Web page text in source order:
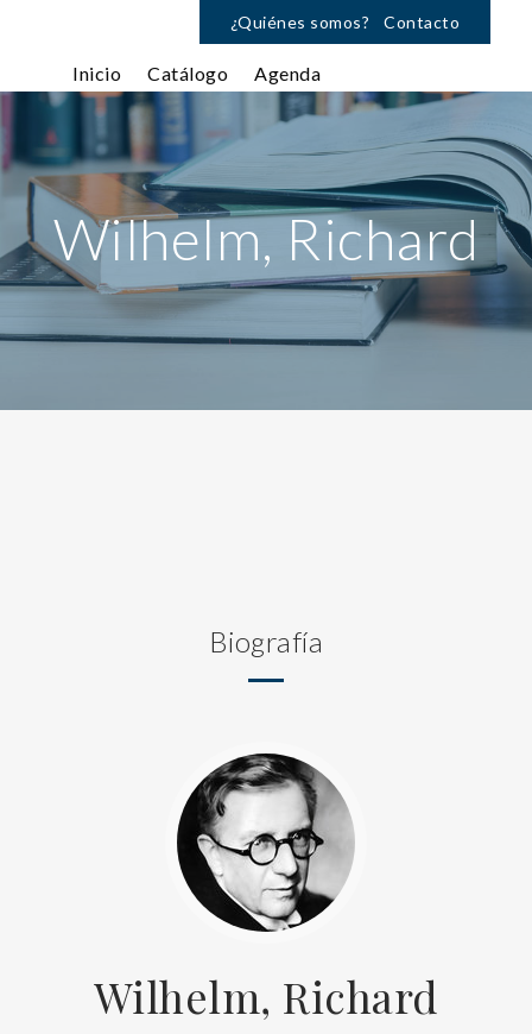
¿Quiénes somos? Contacto
Inicio Catálogo Agenda
Wilhelm, Richard
Biografía
Wilhelm, Richard